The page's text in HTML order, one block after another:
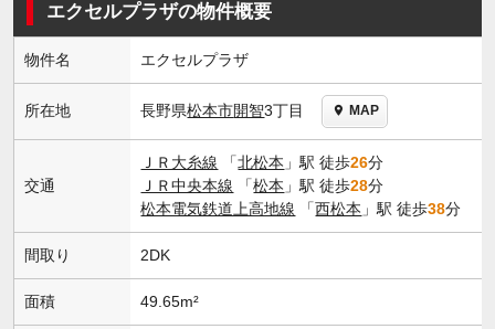
エクセルプラザの物件概要
物件名 エクセルプラザ
所在地 長野県松本市開智3丁目 MAP
交通
ＪＲ大糸線 「北松本 」駅 徒歩26分
ＪＲ中央本線 「松本 」駅 徒歩28分
松本電気鉄道上高地線 「西松本 」駅 徒歩38分
間取り 2DK
面積 49.65m²